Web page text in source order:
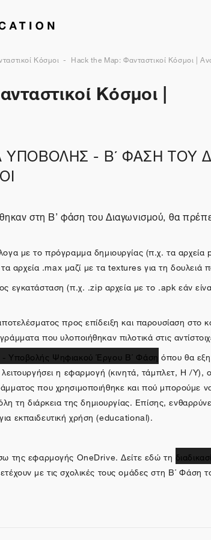
Κόσμοι Hack the Map: Φανταστικοί Κόσμοι |
Κόσμοι |
ΥΠΟΒΟΛΗΣ - Β΄ ΦΑΣΗ ΤΟΥ
στη Β’ φάση του Διαγωνισμού, θα
με το πρόγραμμα δημιουργίας (π.χ. τα
τα αρχεία .max μαζί με τα textures για τη
εγκατάσταση (π.χ. .zip αρχεία με το .apk εάν
προς επίδειξη και παρουσίαση στο
που υλοποιήθηκαν πιλοτικά στις
- Υποβολής Ψηφιακού Έργου Β΄ Φάση όπου θα
η εφαρμογή (κινητά, τάμπλετ, H /
που χρησιμοποιήθηκε και πού μπορούμε
τη διάρκεια της δημιουργίας. Επίσης,
εκπαιδευτική χρήση (educational).
της εφαρμογής OneDrive. Δείτε εδώ τη
με τις σχολικές τους ομάδες στη Β΄ Φάση